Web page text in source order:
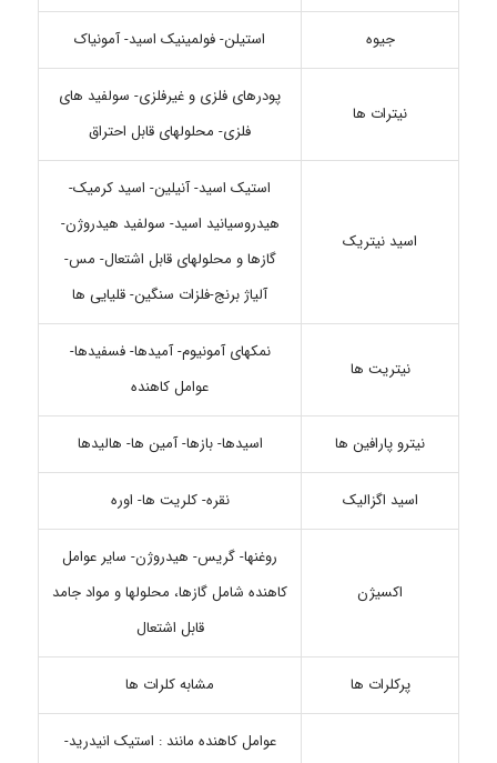
جیوه استیلن- فولمینیک اسید- آمونیاک
نیترات ها
پودرهای فلزی و غیرفلزی- سولفید های
فلزی- محلولهای قابل احتراق
اسید نیتریک
استیک اسید- آنیلین- اسید کرمیک-
هیدروسیانید اسید- سولفید هیدروژن-
گازها و محلولهای قابل اشتعال- مس-
آلیاژ برنج-فلزات سنگین- قلیایی ها
نیتریت ها
نمکهای آمونیوم- آمیدها- فسفیدها-
عوامل کاهنده
نیترو پارافین ها اسیدها- بازها- آمین ها- هالیدها
اسید اگزالیک نقره- کلریت ها- اوره
اکسیژن
روغنها- گریس- هیدروژن- سایر عوامل
کاهنده شامل گازها، محلولها و مواد جامد
قابل اشتعال
پرکلرات ها مشابه کلرات ها
عوامل کاهنده مانند : استیک انیدرید-